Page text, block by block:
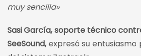
muy sencilla»
Sasi García, soporte técnico
SeeSound,expresó su